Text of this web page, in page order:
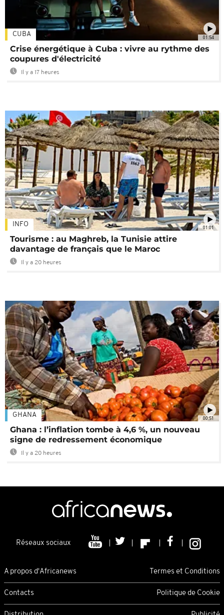
01:54
CUBA
Crise énergétique à Cuba : vivre au rythme des
coupures d'électricité
Il y a 17 heures
01:01
INFO
Tourisme : au Maghreb, la Tunisie attire
davantage de français que le Maroc
Il y a 20 heures
00:51
GHANA
Ghana : l’inflation tombe à 4,6 %, un nouveau
signe de redressement économique
Il y a 20 heures
Réseaux sociaux
A propos d'Africanews Termes et Conditions
Contacts Politique de Cookie